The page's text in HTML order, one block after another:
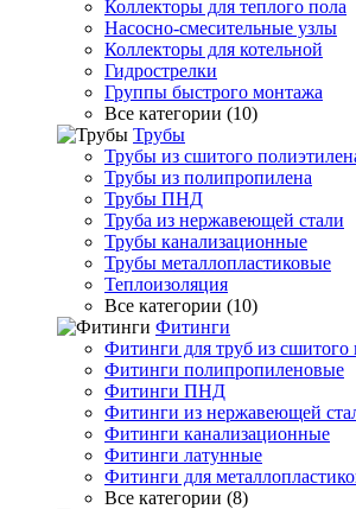
Коллекторы для теплого пола
Насосно-смесительные узлы
Коллекторы для котельной
Гидрострелки
Группы быстрого монтажа
Все категории (10)
Трубы
Трубы из сшитого
Трубы из полипропилена
Трубы ПНД
Труба из нержавеющей стали
Трубы канализационные
Трубы металлопластиковые
Теплоизоляция
Все категории (10)
Фитинги
Фитинги для труб из сшитого
Фитинги полипропиленовые
Фитинги ПНД
Фитинги из нержавеющей
Фитинги канализационные
Фитинги латунные
Фитинги для
Все категории (8)